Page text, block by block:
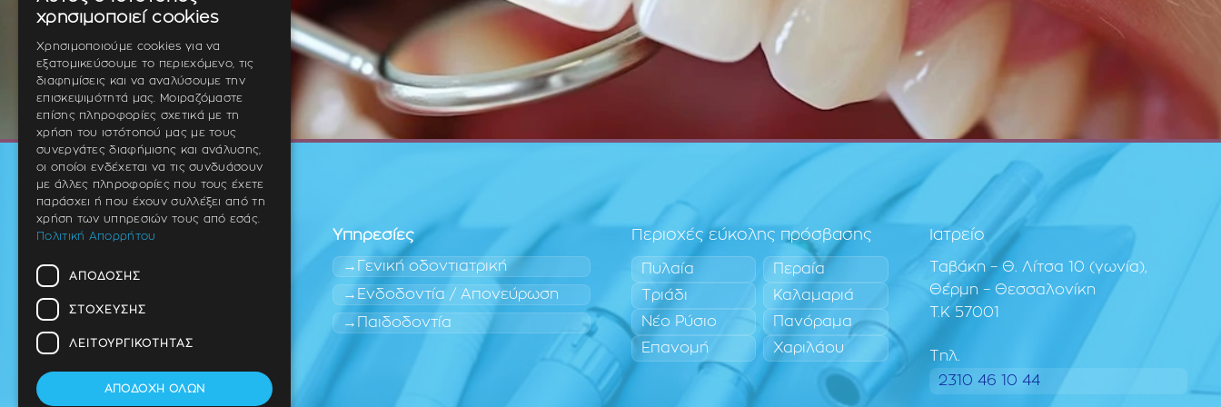
Οδοντίατρος Θέρμη (Ανατολική
Υπηρεσίες
Γενική οδοντιατρική
Ενδοδοντία / Απονεύρωση
Παιδοδοντία
Περιοχές εύκολης πρόσβασης
Πυλαία
Τριάδι
Νέο Ρύσιο
Επανομή
Περαία
Καλαμαριά
Πανόραμα
Χαριλάου
Ιατρείο
Ταβάκη – Θ. Λίτσα 10 (γωνία),
Θέρμη – Θεσσαλονίκη
T.K 57001
Τηλ.
2310 46 10 44
χρησιμοποιεί cookies
Χρησιμοποιούμε cookies για να
εξατομικεύσουμε το περιεχόμενο, τις
διαφημίσεις και να αναλύσουμε την
επισκεψιμότητά μας. Μοιραζόμαστε
επίσης πληροφορίες σχετικά με τη
χρήση του ιστότοπού μας με τους
συνεργάτες διαφήμισης και ανάλυσης,
οι οποίοι ενδέχεται να τις συνδυάσουν
με άλλες πληροφορίες που τους έχετε
παράσχει ή που έχουν συλλέξει από τη
χρήση των υπηρεσιών τους από εσάς.
Πολιτική Απορρήτου
ΑΠΌΔΟΣΗΣ
ΣΤΌΧΕΥΣΗΣ
ΛΕΙΤΟΥΡΓΙΚΌΤΗΤΑΣ
ΑΠΟΔΟΧΉ ΌΛΩΝ